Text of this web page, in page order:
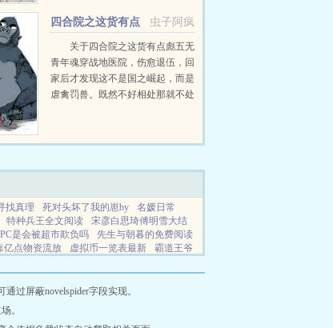
不惹事了菩然您...
虫子阿疯
四合院之这货有点
关于四合院之这货有点彪五无
青年魂穿战地医院，伤愈退伍，回
家后才发现这不是国之崛起，而是
虐禽罚兽。既然不好相处那就不处
找真理 死对头坏了我的崽by
名媛日常
特种兵王全文阅读
宋彦白思琦傅明雪大结
是会被超市欺负吗
先生与朝暮的免费阅读
亿点物资流放 虚拟币一览表最新
霸道王爷
副本简介
戏子by戏子全文免费阅读无弹窗
甜心的是gl 离婚当天 美女总裁
阅读
过屏蔽novelspider字段实现。
。